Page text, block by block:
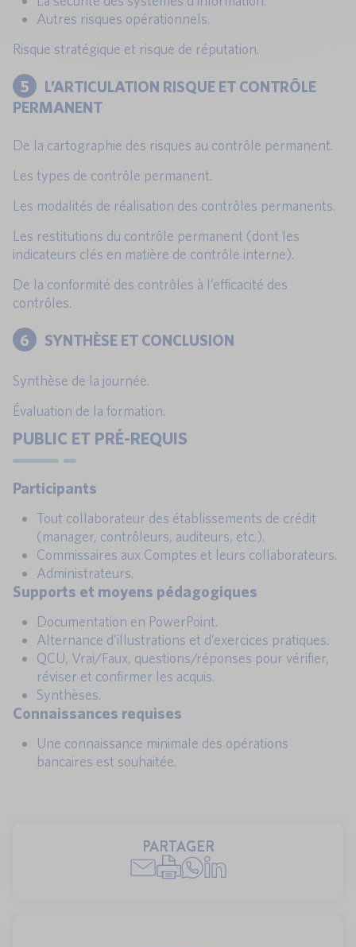
Autres risques opérationnels.
Risque stratégique et risque de réputation.
5
L’ARTICULATION RISQUE ET CONTRÔLE
PERMANENT
De la cartographie des risques au contrôle permanent.
Les types de contrôle permanent.
Les modalités de réalisation des contrôles permanents.
Les restitutions du contrôle permanent (dont les
indicateurs clés en matière de contrôle interne).
De la conformité des contrôles à l’efficacité des
contrôles.
6 SYNTHÈSE ET CONCLUSION
Synthèse de la journée.
Évaluation de la formation.
PUBLIC ET PRÉ-REQUIS
Participants
Tout collaborateur des établissements de crédit
(manager, contrôleurs, auditeurs, etc.).
Commissaires aux Comptes et leurs collaborateurs.
Administrateurs.
Supports et moyens pédagogiques
Documentation en PowerPoint.
Alternance d’illustrations et d’exercices pratiques.
QCU, Vrai/Faux, questions/réponses pour vérifier,
réviser et confirmer les acquis.
Synthèses.
Connaissances requises
Une connaissance minimale des opérations
bancaires est souhaitée.
PARTAGER